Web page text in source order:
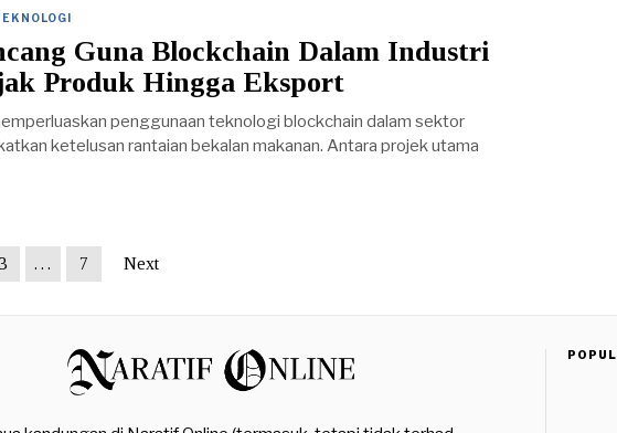
Guna Blockchain Dalam Industri
Produk Hingga Eksport
penggunaan teknologi blockchain dalam sektor
ketelusan rantaian bekalan makanan. Antara projek utama
3 … 7 Next